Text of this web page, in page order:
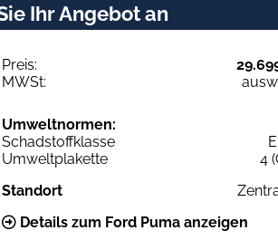
Ihr Angebot an
Preis:
MWSt:
Umweltnormen:
Schadstoffklasse
Umweltplakette
4
Standort
Details zum Ford Puma anzeigen